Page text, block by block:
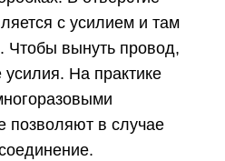
с усилием и там
Чтобы вынуть провод,
На практике
позволяют в случае